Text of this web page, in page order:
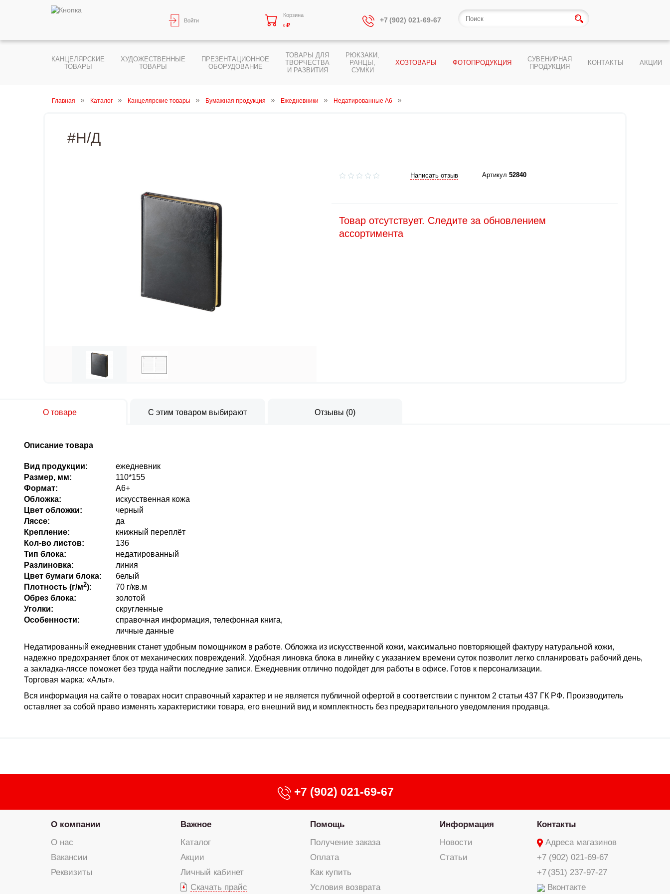
Войти
Корзина
0
+7 (902) 021-69-67
КАНЦЕЛЯРСКИЕ
ТОВАРЫ
ХУДОЖЕСТВЕННЫЕ
ТОВАРЫ
ПРЕЗЕНТАЦИОННОЕ
ОБОРУДОВАНИЕ
ТОВАРЫ ДЛЯ
ТВОРЧЕСТВА
И РАЗВИТИЯ
РЮКЗАКИ,
РАНЦЫ,
СУМКИ
ХОЗТОВАРЫ ФОТОПРОДУКЦИЯ
СУВЕНИРНАЯ
ПРОДУКЦИЯ
КОНТАКТЫ АКЦИИ
Главная Каталог Канцелярские товары Бумажная продукция Ежедневники Недатированные А6
#Н/Д
Написать отзыв Артикул 52840
Товар отсутствует. Следите за обновлением
ассортимента
О товаре С этим товаром выбирают Отзывы (0)
Описание товара
Вид продукции:
ежедневник
Размер, мм:
110*155
Формат:
А6+
Обложка:
искусственная кожа
Цвет обложки:
черный
Ляссе:
да
Крепление:
книжный переплёт
Кол-во листов:
136
Тип блока:
недатированный
Разлиновка:
линия
Цвет бумаги блока:
белый
Плотность (г/м2):
70 г/кв.м
Обрез блока:
золотой
Уголки:
скругленные
Особенности:
справочная информация, телефонная книга,
личные данные
Недатированный ежедневник станет удобным помощником в работе. Обложка из искусственной кожи, максимально повторяющей фактуру натуральной кожи,
надежно предохраняет блок от механических повреждений. Удобная линовка блока в линейку с указанием времени суток позволит легко спланировать рабочий день,
а закладка-ляссе поможет без труда найти последние записи. Ежедневник отлично подойдет для работы в офисе. Готов к персонализации.
Торговая марка: «Альт».
Вся информация на сайте о товарах носит справочный характер и не является публичной офертой в соответствии с пунктом 2 статьи 437 ГК РФ. Производитель
оставляет за собой право изменять характеристики товара, его внешний вид и комплектность без предварительного уведомления продавца.
+7 (902) 021-69-67
О компании
О нас
Вакансии
Реквизиты
Важное
Каталог
Акции
Личный кабинет
Скачать прайс
Помощь
Получение заказа
Оплата
Как купить
Условия возврата
Информация
Новости
Статьи
Контакты
Адреса магазинов
+7 (902) 021-69-67
+7 (351) 237-97-27
Вконтакте